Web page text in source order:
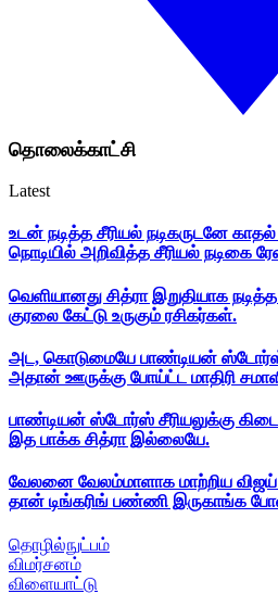
தொலைக்காட்சி
Latest
உடன் நடித்த சீரியல் நடிகருடனே
நொடியில் அறிவித்த சீரியல் நடிகை
வெளியானது சித்ரா இறுதியாக
குரலை கேட்டு உருகும் ரசிகர்கள்.
அட, கொடுமையே பாண்டியன் ஸ்டோர்ஸ்
அதான் ஊருக்கு போய்ட்ட மாதிரி
பாண்டியன் ஸ்டோர்ஸ் சீரியலுக்கு
இத பாக்க சித்ரா இல்லையே.
வேலனை வேலம்மாளாக மாற்றிய
தான் டிங்கரிங் பண்ணி இருகாங்க
தொழில்நுட்பம்
விமர்சனம்
விளையாட்டு